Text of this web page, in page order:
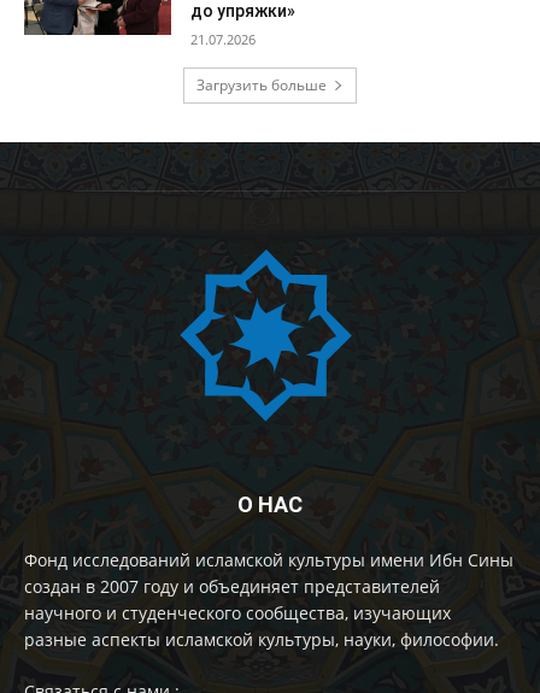
до упряжки»
21.07.2026
Загрузить больше
О НАС
Фонд исследований исламской культуры имени Ибн Сины
создан в 2007 году и объединяет представителей
научного и студенческого сообщества, изучающих
разные аспекты исламской культуры, науки, философии.